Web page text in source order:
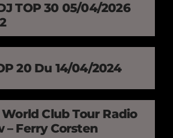
30 05/04/2026
20 Du 14/04/2024
Club Tour Radio
– Ferry Corsten